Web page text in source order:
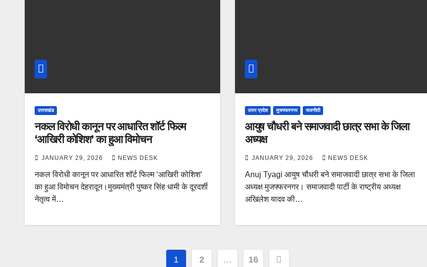
उत्तराखंड
नकल विरोधी कानून पर आधारित शॉर्ट फिल्म
‘आखिरी कोशिश’ का हुआ विमोचन
JANUARY 29, 2026 NEWS DESK
नकल विरोधी कानून पर आधारित शॉर्ट फिल्म ‘आखिरी कोशिश’
का हुआ विमोचन देहरादून।मुख्यमंत्री पुष्कर सिंह धामी के दूरदर्शी
नेतृत्व में…
उत्तर प्रदेश मुजफ्फरनगर राजनीती
आयुष चौधरी बने समाजवादी छात्र सभा के जिला
अध्यक्ष
JANUARY 29, 2026 NEWS DESK
Anuj Tyagi आयुष चौधरी बने समाजवादी छात्र सभा के जिला
अध्यक्ष मुजफ्फरनगर। समाजवादी पार्टी के राष्ट्रीय अध्यक्ष
अखिलेश यादव की…
Posts
1 2 … 16